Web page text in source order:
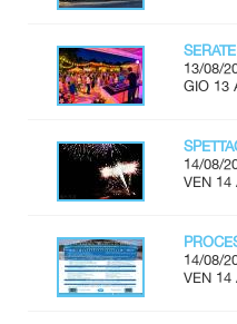
13/08/
GIO 13
14/08/
VEN 14
14/08/
VEN 14